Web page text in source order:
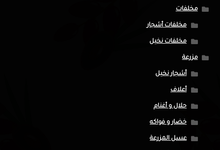
مخلفات
مخلفات أشجار
مخلفات نخيل
مزرعة
أشجار نخيل
أعلاف
حلال و أغنام
خضار و فواكه
عسل المزرعة